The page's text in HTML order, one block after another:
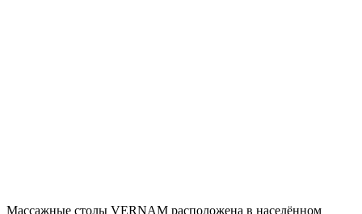
Массажные столы VERNAM расположена в населённом